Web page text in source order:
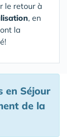
le retour à
, en
la
en Séjour
de la